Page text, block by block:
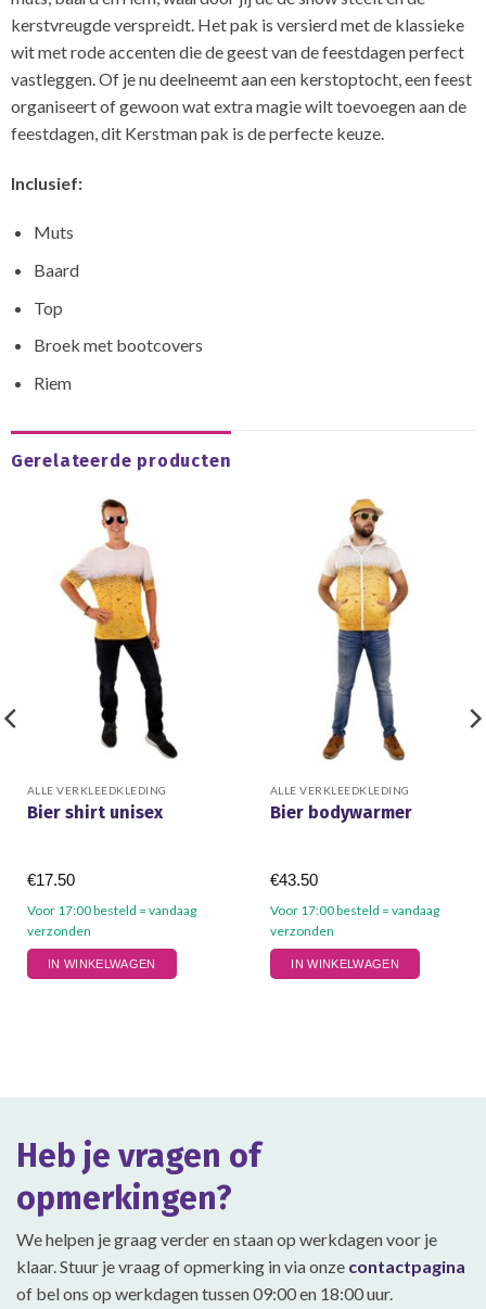
kerstvreugde verspreidt. Het pak is versierd met de klassieke
wit met rode accenten die de geest van de feestdagen perfect
vastleggen. Of je nu deelneemt aan een kerstoptocht, een feest
organiseert of gewoon wat extra magie wilt toevoegen aan de
feestdagen, dit Kerstman pak is de perfecte keuze.
Inclusief:
Muts
Baard
Top
Broek met bootcovers
Riem
Gerelateerde producten
ALLE VERKLEEDKLEDING
Bier shirt unisex
Voor 17:00 besteld = vandaag
verzonden
€17.50
IN WINKELWAGEN
Dit
product
worden
de
ALLE VERKLEEDKLEDING
Bier bodywarmer
Voor 17:00 besteld = vandaag
verzonden
€43.50
IN WINKELWAGEN
Dit
product
Heb je vragen of
opmerkingen?
We helpen je graag verder en staan op werkdagen voor je
klaar. Stuur je vraag of opmerking in via onze contactpagina
of bel ons op werkdagen tussen 09:00 en 18:00 uur.